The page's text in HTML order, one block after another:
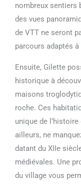
nombreux sentiers
des vues
de VTT ne seront
parcours adaptés
Ensuite, Gilette
historique à
maisons
roche. Ces
unique de
ailleurs, ne
datant du XIIe
médiévales. Une
du village vous